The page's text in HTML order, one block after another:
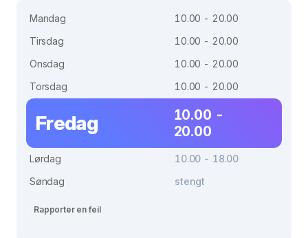
Mandag
10.00 - 20.00
Tirsdag
10.00 - 20.00
Onsdag
10.00 - 20.00
Torsdag
10.00 - 20.00
Fredag
10.00 -
20.00
Lørdag
10.00 - 18.00
Søndag
stengt
Rapporter en feil